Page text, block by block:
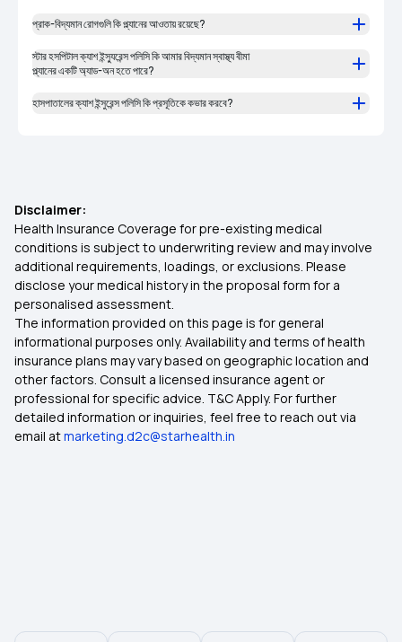
প্রাক-বিদ্যমান রোগগুলি কি প্ল্যানের আওতায় রয়েছে?
স্টার হসপিটাল ক্যাশ ইন্স্যুরেন্স পলিসি কি আমার বিদ্যমান স্বাস্থ্য বীমা
প্ল্যানের একটি অ্যাড-অন হতে পারে?
হাসপাতালের ক্যাশ ইন্সুরেন্স পলিসি কি প্রসূতিকে কভার করবে?
Disclaimer:
Health Insurance Coverage for pre-existing medical
conditions is subject to underwriting review and may involve
additional requirements, loadings, or exclusions. Please
disclose your medical history in the proposal form for a
personalised assessment.
The information provided on this page is for general
informational purposes only. Availability and terms of health
insurance plans may vary based on geographic location and
other factors. Consult a licensed insurance agent or
professional for specific advice. T&C Apply. For further
detailed information or inquiries, feel free to reach out via
email atmarketing.d2c@starhealth.in